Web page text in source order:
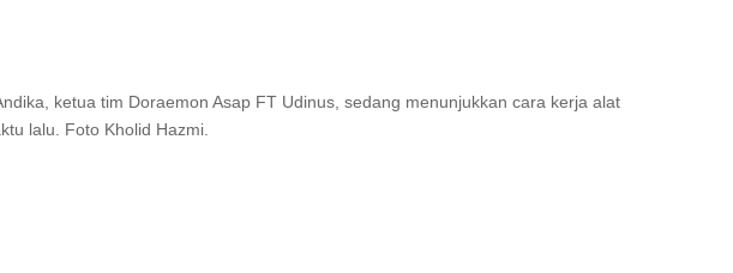
ketua tim Doraemon Asap FT Udinus, sedang menunjukkan cara kerja alat
lalu. Foto Kholid Hazmi.